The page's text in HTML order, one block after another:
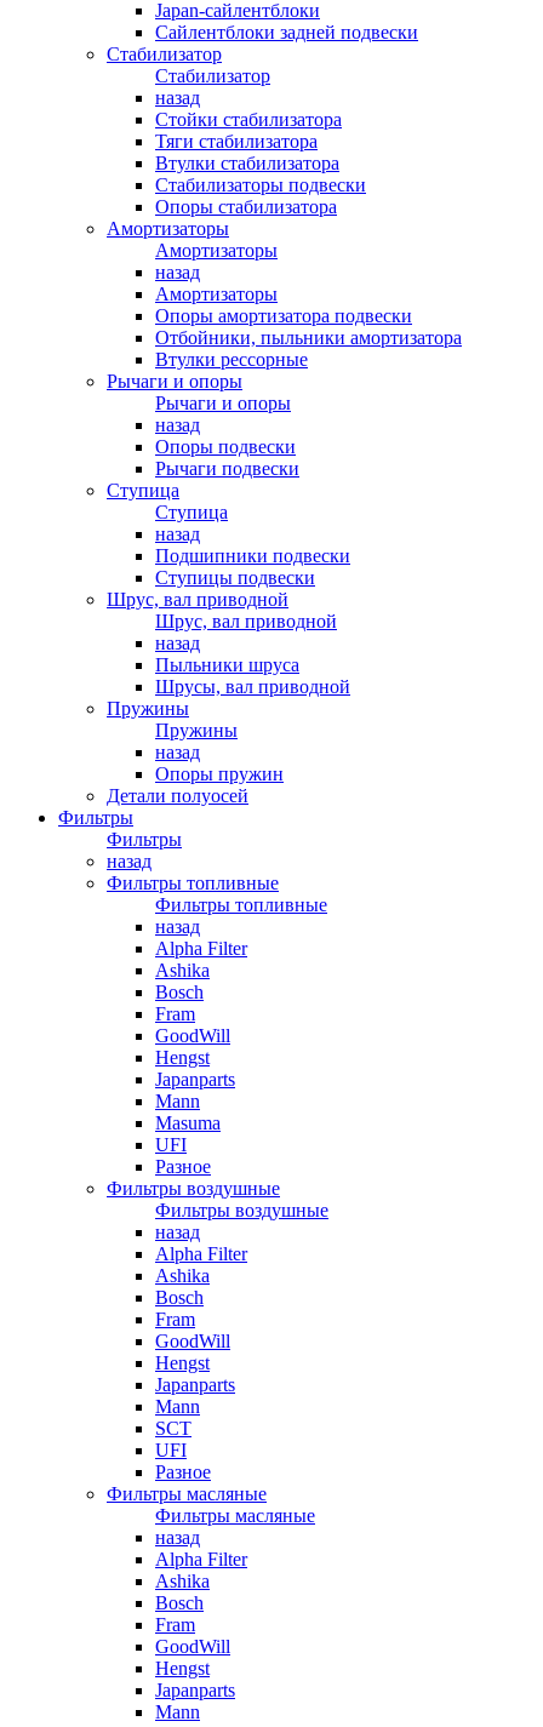
Japan-сайлентблоки
Сайлентблоки задней подвески
Стабилизатор
Стабилизатор
назад
Стойки стабилизатора
Тяги стабилизатора
Втулки стабилизатора
Стабилизаторы подвески
Опоры стабилизатора
Амортизаторы
Амортизаторы
назад
Амортизаторы
Опоры амортизатора подвески
Отбойники, пыльники амортизатора
Втулки рессорные
Рычаги и опоры
Рычаги и опоры
назад
Опоры подвески
Рычаги подвески
Ступица
Ступица
назад
Подшипники подвески
Ступицы подвески
Шрус, вал приводной
Шрус, вал приводной
назад
Пыльники шруса
Шрусы, вал приводной
Пружины
Пружины
назад
Опоры пружин
Детали полуосей
Фильтры
Фильтры
назад
Фильтры топливные
Фильтры топливные
назад
Alpha Filter
Ashika
Bosch
Fram
GoodWill
Hengst
Japanparts
Mann
Masuma
UFI
Разное
Фильтры воздушные
Фильтры воздушные
назад
Alpha Filter
Ashika
Bosch
Fram
GoodWill
Hengst
Japanparts
Mann
SCT
UFI
Разное
Фильтры масляные
Фильтры масляные
назад
Alpha Filter
Ashika
Bosch
Fram
GoodWill
Hengst
Japanparts
Mann